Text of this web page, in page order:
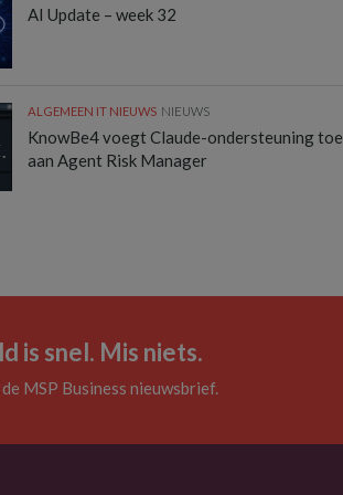
AI Update – week 32
ALGEMEEN IT NIEUWS NIEUWS
KnowBe4 voegt Claude-ondersteuning toe
aan Agent Risk Manager
is snel. Mis niets.
MSP Business nieuwsbrief.